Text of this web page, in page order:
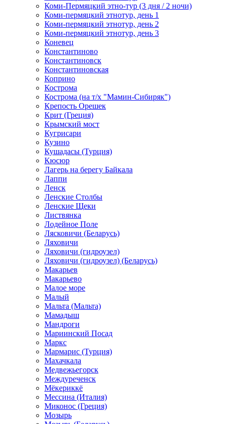
Коми-Пермяцкий этно-тур (3 дня / 2 ночи)
Коми-пермяцкий этнотур, день 1
Коми-пермяцкий этнотур, день 2
Коми-пермяцкий этнотур, день 3
Коневец
Константиново
Константиновск
Константиновская
Коприно
Кострома
Кострома (на т/х "Мамин-Сибиряк")
Крепость Орешек
Крит (Греция)
Крымский мост
Кугрисари
Кузино
Кушадасы (Турция)
Кюсюр
Лагерь на берегу Байкала
Лаппи
Ленск
Ленские Столбы
Ленские Щеки
Листвянка
Лодейное Поле
Лясковичи (Беларусь)
Ляховичи
Ляховичи (гидроузел)
Ляховичи (гидроузел) (Беларусь)
Макарьев
Макарьево
Малое море
Малый
Мальта (Мальта)
Мамадыш
Мандроги
Мариинский Посад
Маркс
Мармарис (Турция)
Махачкала
Медвежьегорск
Междуреченск
Мёкериккё
Мессина (Италия)
Миконос (Греция)
Мозырь